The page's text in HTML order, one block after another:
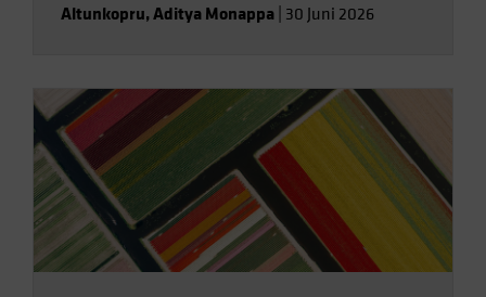
Altunkopru,Aditya Monappa 30 Juni 2026